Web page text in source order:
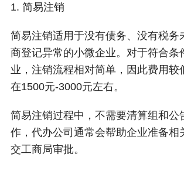
1. 简易注销
简易注销适用于没有债务、没有税务
商登记异常的小微企业。对于符合条
业，注销流程相对简单，因此费用较
在1500元-3000元左右。
简易注销过程中，不需要清算组和公
作，代办公司通常会帮助企业准备相
交工商局审批。